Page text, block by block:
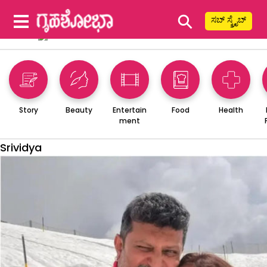
⚲ ಸಬ್ ಸ್ಕ್ರೈಬ್
Story Beauty
Entertain
ment
Food Health
Srividya